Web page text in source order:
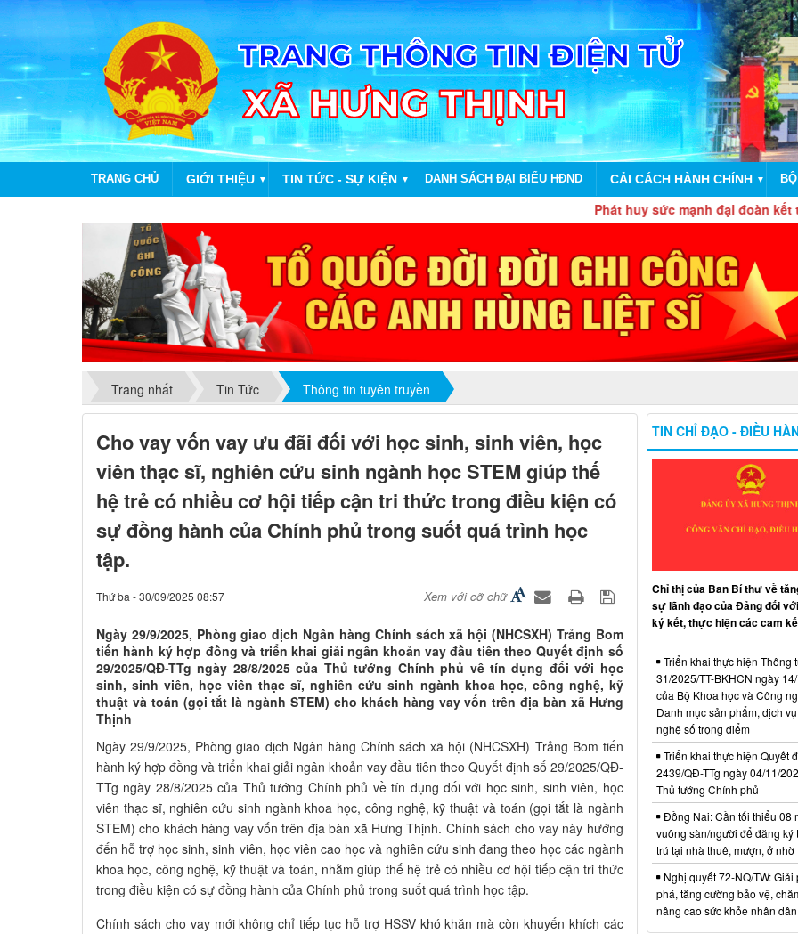
TRANG CHỦ GIỚI THIỆU ▼ TIN TỨC - SỰ KIỆN ▼ DANH SÁCH ĐẠI BIỂU HĐND CẢI CÁCH HÀNH CHÍNH ▼
Phát huy sức mạnh đại đoàn kết toàn dân
Trang nhất Tin Tức Thông tin tuyên truyền
Cho vay vốn vay ưu đãi đối với học sinh, sinh viên, học
viên thạc sĩ, nghiên cứu sinh ngành học STEM giúp thế
hệ trẻ có nhiều cơ hội tiếp cận tri thức trong điều kiện có
sự đồng hành của Chính phủ trong suốt quá trình học
tập.
Thứ ba - 30/09/2025 08:57 Xem với cỡ chữ
Ngày 29/9/2025, Phòng giao dịch Ngân hàng Chính sách xã hội (NHCSXH) Trảng Bom
tiến hành ký hợp đồng và triển khai giải ngân khoản vay đầu tiên theo Quyết định số
29/2025/QĐ-TTg ngày 28/8/2025 của Thủ tướng Chính phủ về tín dụng đối với học
sinh, sinh viên, học viên thạc sĩ, nghiên cứu sinh ngành khoa học, công nghệ, kỹ
thuật và toán (gọi tắt là ngành STEM) cho khách hàng vay vốn trên địa bàn xã Hưng
Thịnh
Ngày 29/9/2025, Phòng giao dịch Ngân hàng Chính sách xã hội (NHCSXH) Trảng Bom tiến
hành ký hợp đồng và triển khai giải ngân khoản vay đầu tiên theo Quyết định số 29/2025/QĐ-
TTg ngày 28/8/2025 của Thủ tướng Chính phủ về tín dụng đối với học sinh, sinh viên, học
viên thạc sĩ, nghiên cứu sinh ngành khoa học, công nghệ, kỹ thuật và toán (gọi tắt là ngành
STEM) cho khách hàng vay vốn trên địa bàn xã Hưng Thịnh. Chính sách cho vay này hướng
đến hỗ trợ học sinh, sinh viên, học viên cao học và nghiên cứu sinh đang theo học các ngành
khoa học, công nghệ, kỹ thuật và toán, nhằm giúp thế hệ trẻ có nhiều cơ hội tiếp cận tri thức
trong điều kiện có sự đồng hành của Chính phủ trong suốt quá trình học tập.
Chính sách cho vay mới không chỉ tiếp tục hỗ trợ HSSV khó khăn mà còn khuyến khích các
TIN CHỈ ĐẠO - ĐIỀU
Chỉ thị của Ban Bí thư về
sự lãnh đạo của Đảng đối
ký kết, thực hiện các cam
Triển khai thực hiện Thông
31/2025/TT-BKHCN ngày
của Bộ Khoa học và Công
Danh mục sản phẩm, dịch
nghệ số trọng điểm
Triển khai thực hiện Quyết
2439/QĐ-TTg ngày 04/11/
Thủ tướng Chính phủ
Đồng Nai: Cần tối thiểu 08
vuông sàn/người để đăng ký
trú tại nhà thuê, mượn, ở nhờ
Nghị quyết 72-NQ/TW: Giải
phá, tăng cường bảo vệ,
nâng cao sức khỏe nhân dân